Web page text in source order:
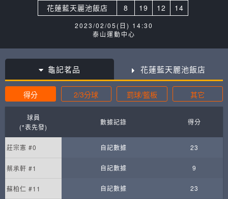
花蓮藍天麗池飯店
8 19 12 14
2023/02/05(日) 14:30
泰山運動中心
龜記茗品 花蓮藍天麗池飯店
得分 2/3分球 罰球/籃板 其它
球員
(*表先發)
數據記錄 得分
莊宗憲 #0 自記數據 23
蔡承軒 #1 自記數據 9
蘇柏仁 #11 自記數據 23